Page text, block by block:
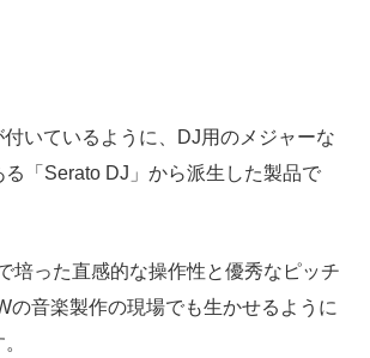
付いているように、DJ用のメジャーな
る「Serato DJ」から派生した製品で
培った直感的な操作性と優秀なピッチ
の音楽製作の現場でも生かせるように